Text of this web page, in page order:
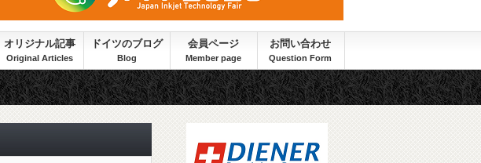
オリジナル記事 ドイツのブログ 会員ページ お問い合わせ